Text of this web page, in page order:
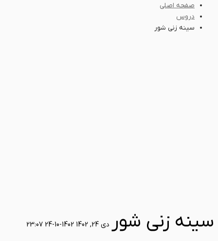
صفحه اصلی
دروس
سینه زنی شور
سینه زنی شور دی 24, 1402 1402-10-24 23:07